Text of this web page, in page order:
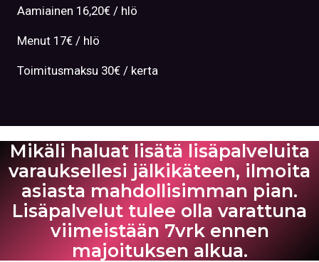
Aamiainen 16,20€ / hlö
Menut 17€ / hlö
Toimitusmaksu 30€ / kerta
Mikäli haluat lisätä lisäpalveluita
varauksellesi jälkikäteen, ilmoita
asiasta mahdollisimman pian.
Lisäpalvelut tulee olla varattuna
viimeistään 7vrk ennen
majoituksen alkua.